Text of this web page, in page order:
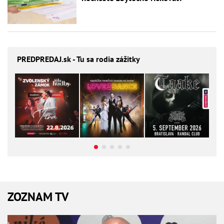
PREDPREDAJ.sk - Tu sa rodia zážitky
ZOZNAM TV